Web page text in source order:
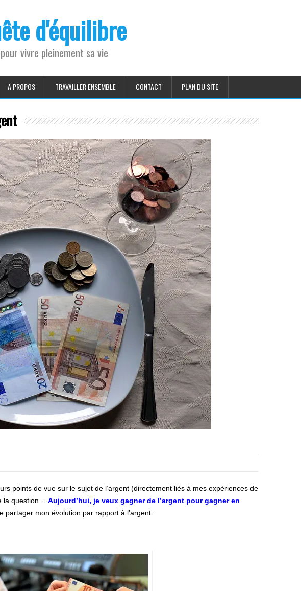
d'équilibre
vivre pleinement sa vie
A PROPOS TRAVAILLER ENSEMBLE CONTACT PLAN DU SITE
points de vue sur le sujet de l’argent (directement liés à mes expériences de
la question… Aujourd’hui, je veux gagner de l’argent pour gagner en
partager mon évolution par rapport à l’argent.